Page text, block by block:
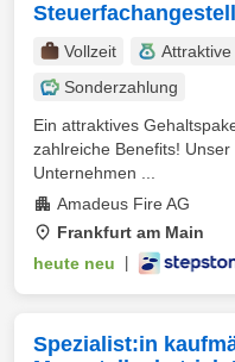
Vollzeit
Sonderzahlung
Ein attraktives
zahlreiche Benefits!
Unternehmen ...
Amadeus Fire AG
Frankfurt am Main
heute neu
Spezialist:in